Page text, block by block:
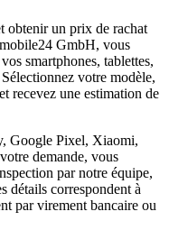
obtenir un prix de rachat
GmbH, vous
smartphones, tablettes,
votre modèle,
recevez une estimation de
Google Pixel, Xiaomi,
demande, vous
par notre équipe,
détails correspondent à
par virement bancaire ou